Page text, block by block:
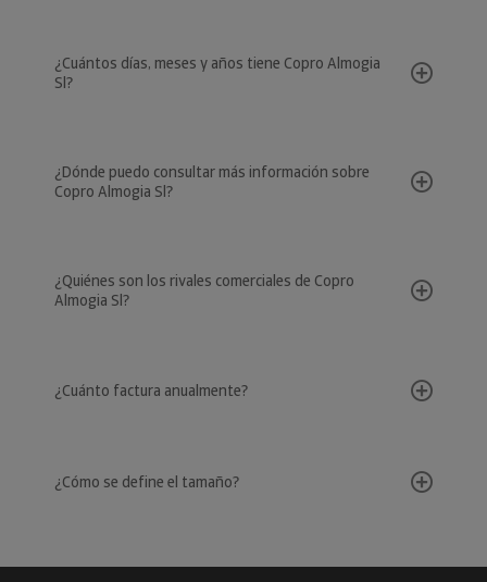
¿Cuántos días, meses y años tiene Copro Almogia
Sl?
¿Dónde puedo consultar más información sobre
Copro Almogia Sl?
¿Quiénes son los rivales comerciales de Copro
Almogia Sl?
¿Cuánto factura anualmente?
¿Cómo se define el tamaño?